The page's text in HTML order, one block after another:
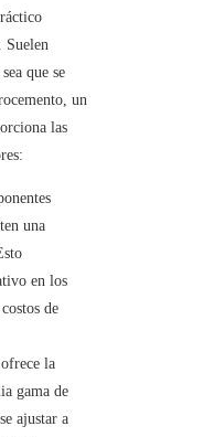
Suelen
que se
un
las
una
en los
de
la
gama de
ajustar a